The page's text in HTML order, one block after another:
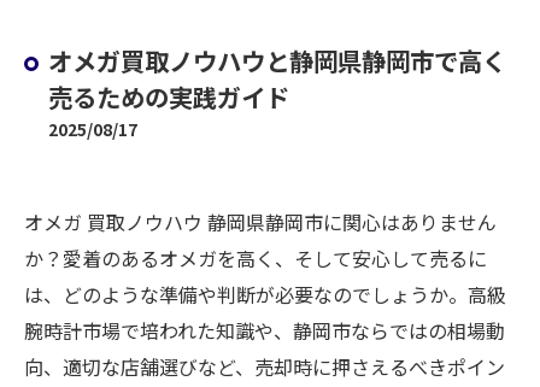
オメガ買取ノウハウと静岡県静岡市で高く
売るための実践ガイド
2025/08/17
オメガ 買取ノウハウ 静岡県静岡市に関心はありません
か？愛着のあるオメガを高く、そして安心して売るに
は、どのような準備や判断が必要なのでしょうか。高級
腕時計市場で培われた知識や、静岡市ならではの相場動
向、適切な店舗選びなど、売却時に押さえるべきポイン